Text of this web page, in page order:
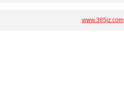
www.365jz.com